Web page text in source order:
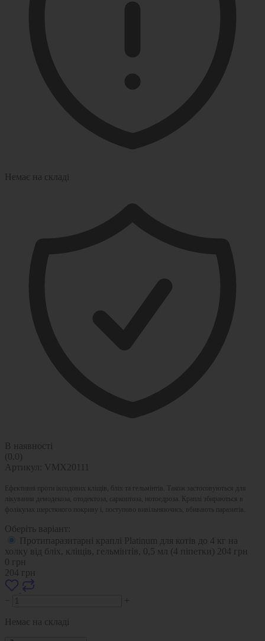
Немає на складі
В наявності
(0.0)
Артикул:
VMX20111
Ефективні проти іксодових кліщів, бліх та гельмінтів. Також застосовуються для
лікування демодекоза, отодектоза, саркоптоза, нотоедроза. Краплі збираються в
фолікулах шерстяного покриву і, поступово вивільняючись, вбивають паразитів.
Оберіть варіант:
Протипаразитарні краплі Platinum для котів до 4 кг на
холку від бліх, кліщів, гельмінтів, 0,5 мл (4 піпетки) 204 грн
0 грн
204 грн
+
Немає на складі